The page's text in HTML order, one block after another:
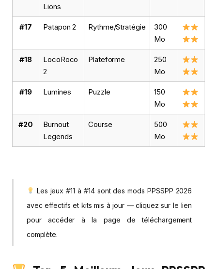
Lions
#17 Patapon 2 Rythme/Stratégie
300
Mo
#18
LocoRoco
2
Plateforme
250
Mo
#19 Lumines Puzzle
150
Mo
#20
Burnout
Legends
Course
500
Mo
Les jeux #11 à #14 sont des mods PPSSPP 2026
avec effectifs et kits mis à jour — cliquez sur le lien
pour accéder à la page de téléchargement
complète.